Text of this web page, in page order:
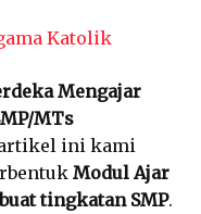
Katolik
Mengajar
MTs
ini kami
Modul Ajar
tingkatan SMP.